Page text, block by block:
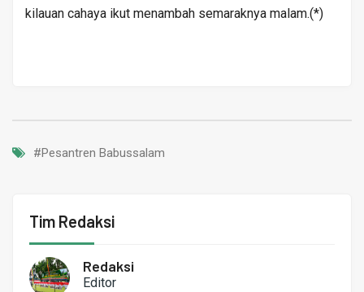
kilauan cahaya ikut menambah semaraknya malam.(*)
#Pesantren Babussalam
Tim Redaksi
Redaksi
Editor